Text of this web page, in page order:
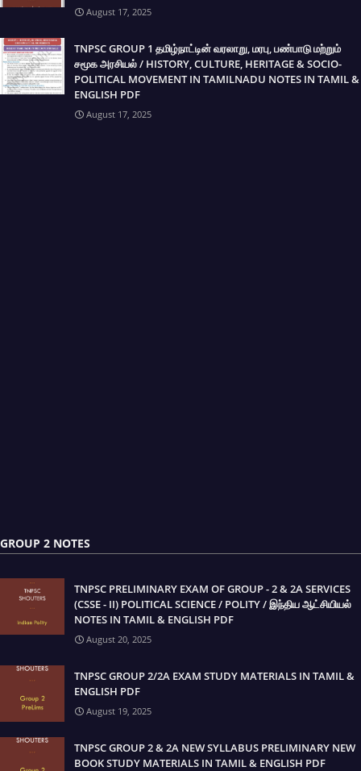
August 17, 2025
TNPSC GROUP 1 தமிழ்நாட்டின் வரலாறு, மரபு, பண்பாடு மற்றும்
சமூக அரசியல் / HISTORY, CULTURE, HERITAGE & SOCIO-
POLITICAL MOVEMENT IN TAMILNADU NOTES IN TAMIL &
ENGLISH PDF
August 17, 2025
GROUP 2 NOTES
TNPSC PRELIMINARY EXAM OF GROUP - 2 & 2A SERVICES
(CSSE - II) POLITICAL SCIENCE / POLITY / இந்திய ஆட்சியியல்
NOTES IN TAMIL & ENGLISH PDF
August 20, 2025
TNPSC GROUP 2/2A EXAM STUDY MATERIALS IN TAMIL &
ENGLISH PDF
August 19, 2025
TNPSC GROUP 2 & 2A NEW SYLLABUS PRELIMINARY NEW
BOOK STUDY MATERIALS IN TAMIL & ENGLISH PDF